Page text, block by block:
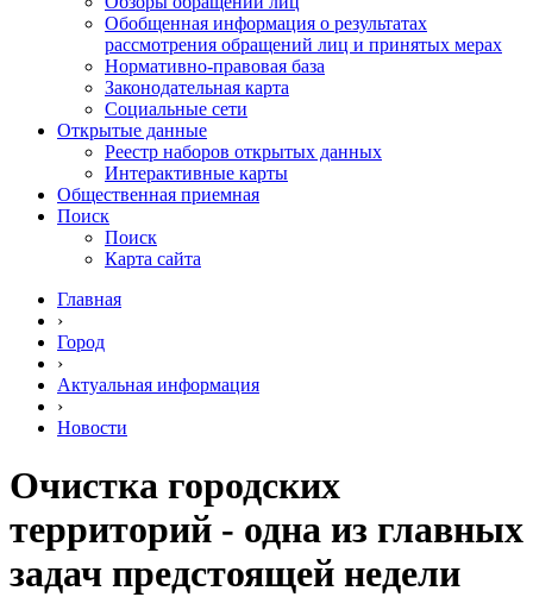
Обобщенная информация о результатах
рассмотрения обращений лиц и принятых мерах
Нормативно-правовая база
Законодательная карта
Социальные сети
Открытые данные
Реестр наборов открытых данных
Интерактивные карты
Общественная приемная
Поиск
Поиск
Карта сайта
Главная
›
Город
›
Актуальная информация
›
Новости
Очистка городских
территорий - одна из главных
задач предстоящей недели